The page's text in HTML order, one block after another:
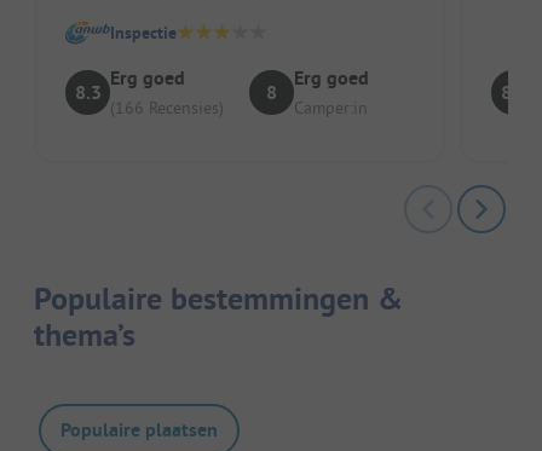
Inspectie
8.3
Erg goed
(166 Recensies)
8
Erg goed
Camper:in
8.3
Populaire bestemmingen &
thema’s
Populaire plaatsen